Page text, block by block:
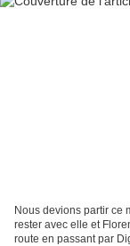
Nous devions partir ce
rester avec elle et
route en passant par